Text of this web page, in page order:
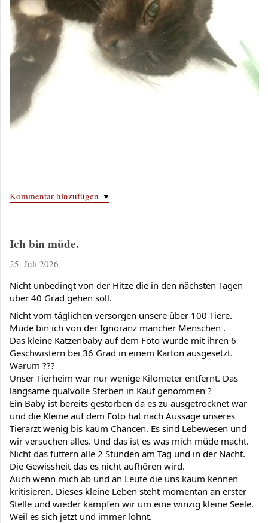
Kommentar hinzufügen
Ich bin müde.
25. Juli 2026
Nicht unbedingt von der Hitze die in den nächsten Tagen
über 40 Grad gehen soll.
Nicht vom täglichen versorgen unsere über 100 Tiere.
Müde bin ich von der Ignoranz mancher Menschen .
Das kleine Katzenbaby auf dem Foto wurde mit ihren 6
Geschwistern bei 36 Grad in einem Karton ausgesetzt.
Warum ???
Unser Tierheim war nur wenige Kilometer entfernt. Das
langsame qualvolle Sterben in Kauf genommen ?
Ein Baby ist bereits gestorben da es zu ausgetrocknet war
und die Kleine auf dem Foto hat nach Aussage unseres
Tierarzt wenig bis kaum Chancen. Es sind Lebewesen und
wir versuchen alles. Und das ist es was mich müde macht.
Nicht das füttern alle 2 Stunden am Tag und in der Nacht.
Die Gewissheit das es nicht aufhören wird.
Auch wenn mich ab und an Leute die uns kaum kennen
kritisieren. Dieses kleine Leben steht momentan an erster
Stelle und wieder kämpfen wir um eine winzig kleine Seele.
Weil es sich jetzt und immer lohnt.